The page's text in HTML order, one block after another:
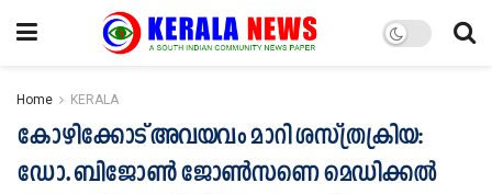
Home KERALA
കോഴിക്കോട് അവയവം മാറി ശസ്ത്രക്രിയ:
ഡോ. ബിജോൺ ജോൺസണെ മെഡിക്കൽ